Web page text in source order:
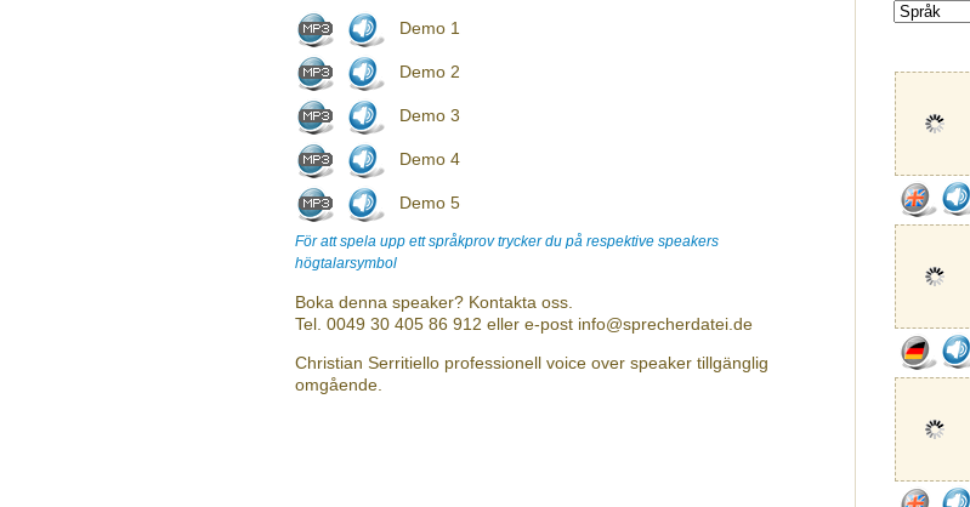
Demo 1
Demo 2
Demo 3
Demo 4
Demo 5
För att spela upp ett språkprov trycker du på respektive speakers
högtalarsymbol
Boka denna speaker? Kontakta oss.
Tel. 0049 30 405 86 912 eller e-post info@sprecherdatei.de
Christian Serritiello professionell voice over speaker tillgänglig
omgående.